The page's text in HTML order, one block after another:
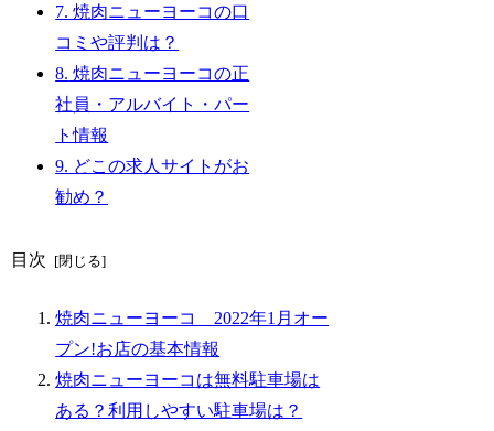
7. 焼肉ニューヨーコの口
コミや評判は？
8. 焼肉ニューヨーコの正
社員・アルバイト・パー
ト情報
9. どこの求人サイトがお
勧め？
目次
焼肉ニューヨーコ 2022年1月オー
プン!お店の基本情報
焼肉ニューヨーコは無料駐車場は
ある？利用しやすい駐車場は？